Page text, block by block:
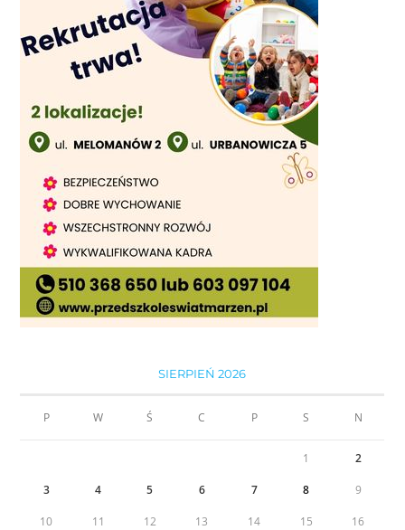
SIERPIEŃ 2026
P W Ś C P S N
1 2
3 4 5 6 7 8 9
10 11 12 13 14 15 16